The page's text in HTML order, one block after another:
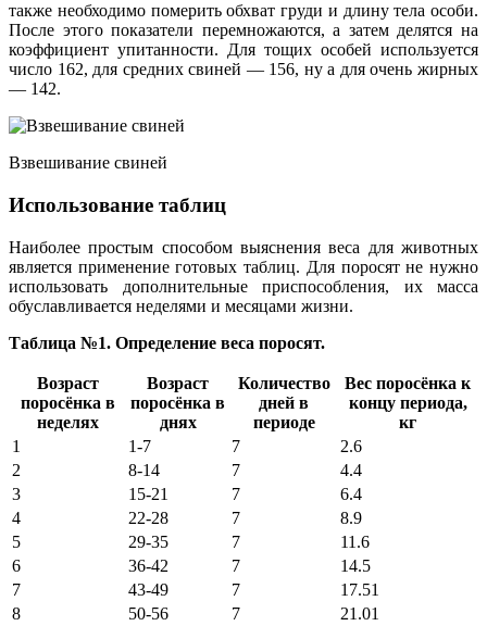
также необходимо померить обхват груди и длину тела особи.
После этого показатели перемножаются, а затем делятся на
коэффициент упитанности. Для тощих особей используется
число 162, для средних свиней — 156, ну а для очень жирных
— 142.
Взвешивание свиней
Использование таблиц
Наиболее простым способом выяснения веса для животных
является применение готовых таблиц. Для поросят не нужно
использовать дополнительные приспособления, их масса
обуславливается неделями и месяцами жизни.
Таблица №1. Определение веса поросят.
Возраст
поросёнка в
неделях
Возраст
поросёнка в
днях
Количество
дней в
периоде
Вес поросёнка к
концу периода,
кг
1
1-7 7
2.6
2
8-14 7
4.4
3
15-21 7
6.4
4
22-28 7
8.9
5
29-35 7
11.6
6
36-42 7
14.5
7
43-49 7
17.51
8
50-56 7
21.01